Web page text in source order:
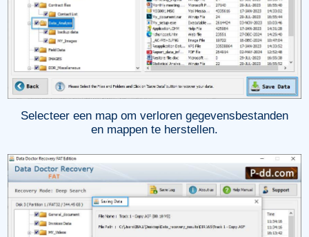
Selecteer een map om verloren gegevensbestanden
en mappen te herstellen.